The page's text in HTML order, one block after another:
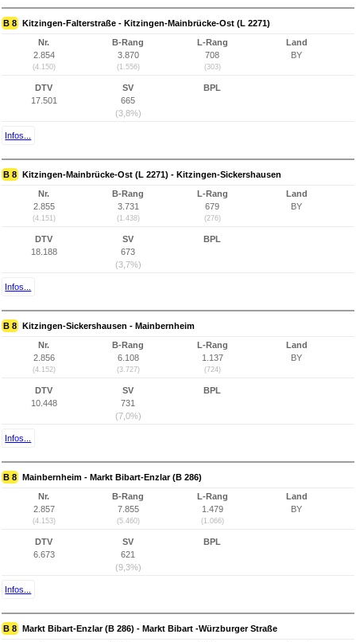
B 8 Kitzingen-Falterstraße - Kitzingen-Mainbrücke-Ost (L 2271)
Nr.
2.854
(4.150)
B-Rang
3.870
(1.556)
L-Rang
708
(303)
Land
BY
DTV
17.501
SV
665
(3,8%)
BPL
Infos...
B 8 Kitzingen-Mainbrücke-Ost (L 2271) - Kitzingen-Sickershausen
Nr.
2.855
(4.151)
B-Rang
3.731
(1.438)
L-Rang
679
(276)
Land
BY
DTV
18.188
SV
673
(3,7%)
BPL
Infos...
B 8 Kitzingen-Sickershausen - Mainbernheim
Nr.
2.856
(4.152)
B-Rang
6.108
(3.727)
L-Rang
1.137
(724)
Land
BY
DTV
10.448
SV
731
(7,0%)
BPL
Infos...
B 8 Mainbernheim - Markt Bibart-Enzlar (B 286)
Nr.
2.857
(4.153)
B-Rang
7.855
(5.460)
L-Rang
1.479
(1.066)
Land
BY
DTV
6.673
SV
621
(9,3%)
BPL
Infos...
B 8 Markt Bibart-Enzlar (B 286) - Markt Bibart -Würzburger Straße